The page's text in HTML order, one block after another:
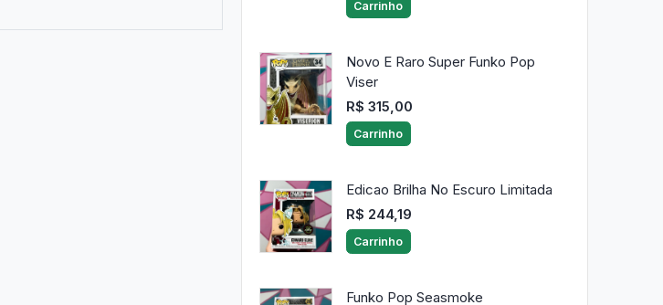
Carrinho
Novo E Raro Super Funko Pop
Viser
R$ 315,00
Carrinho
Edicao Brilha No Escuro Limitada
R$ 244,19
Carrinho
Funko Pop Seasmoke